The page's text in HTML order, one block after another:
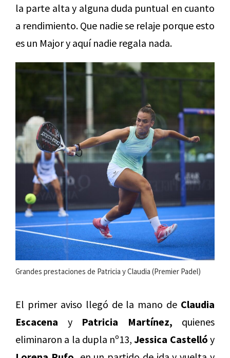
la parte alta y alguna duda puntual en cuanto
a rendimiento. Que nadie se relaje porque esto
es un Major y aquí nadie regala nada.
Grandes prestaciones de Patricia y Claudia (Premier Padel)
El primer aviso llegó de la mano de Claudia
Escacena y Patricia Martínez, quienes
eliminaron a la dupla nº13,Jessica Castelló y